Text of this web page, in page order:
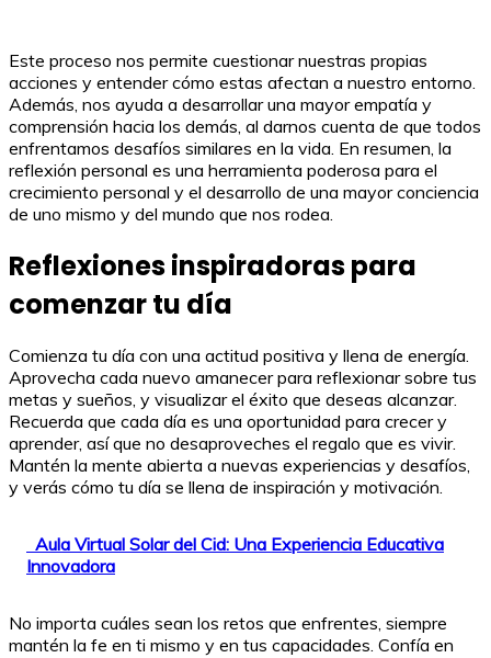
Este proceso nos permite cuestionar nuestras propias
acciones y entender cómo estas afectan a nuestro entorno.
Además, nos ayuda a desarrollar una mayor empatía y
comprensión hacia los demás, al darnos cuenta de que todos
enfrentamos desafíos similares en la vida. En resumen, la
reflexión personal es una herramienta poderosa para el
crecimiento personal y el desarrollo de una mayor conciencia
de uno mismo y del mundo que nos rodea.
Reflexiones inspiradoras para
comenzar tu día
Comienza tu día con una actitud positiva y llena de energía.
Aprovecha cada nuevo amanecer para reflexionar sobre tus
metas y sueños, y visualizar el éxito que deseas alcanzar.
Recuerda que cada día es una oportunidad para crecer y
aprender, así que no desaproveches el regalo que es vivir.
Mantén la mente abierta a nuevas experiencias y desafíos,
y verás cómo tu día se llena de inspiración y motivación.
Aula Virtual Solar del Cid: Una Experiencia Educativa
Innovadora
No importa cuáles sean los retos que enfrentes, siempre
mantén la fe en ti mismo y en tus capacidades. Confía en